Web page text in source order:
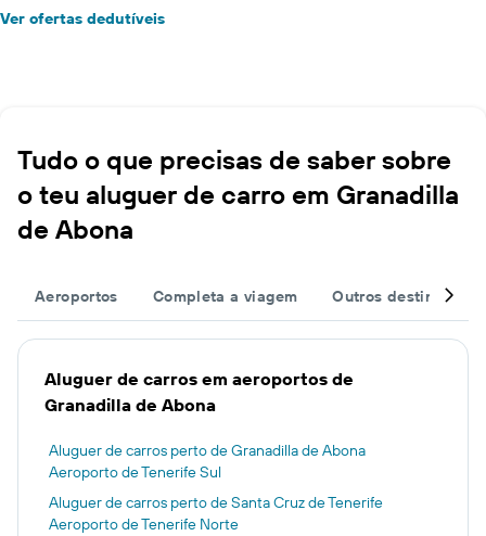
Ver ofertas dedutíveis
Tudo o que precisas de saber sobre
o teu aluguer de carro em Granadilla
de Abona
Aeroportos Completa a viagem Outros destinos
Aluguer de carros em aeroportos de
Granadilla de Abona
Aluguer de carros perto de Granadilla de Abona
Aeroporto de Tenerife Sul
Aluguer de carros perto de Santa Cruz de Tenerife
Aeroporto de Tenerife Norte